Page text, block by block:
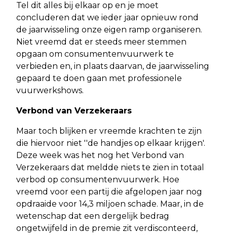
Tel dit alles bij elkaar op en je moet
concluderen dat we ieder jaar opnieuw rond
de jaarwisseling onze eigen ramp organiseren.
Niet vreemd dat er steeds meer stemmen
opgaan om consumentenvuurwerk te
verbieden en, in plaats daarvan, de jaarwisseling
gepaard te doen gaan met professionele
vuurwerkshows.
Verbond van Verzekeraars
Maar toch blijken er vreemde krachten te zijn
die hiervoor niet ''de handjes op elkaar krijgen'.
Deze week was het nog het Verbond van
Verzekeraars dat meldde niets te zien in totaal
verbod op consumentenvuurwerk. Hoe
vreemd voor een partij die afgelopen jaar nog
opdraaide voor 14,3 miljoen schade. Maar, in de
wetenschap dat een dergelijk bedrag
ongetwijfeld in de premie zit verdisconteerd,